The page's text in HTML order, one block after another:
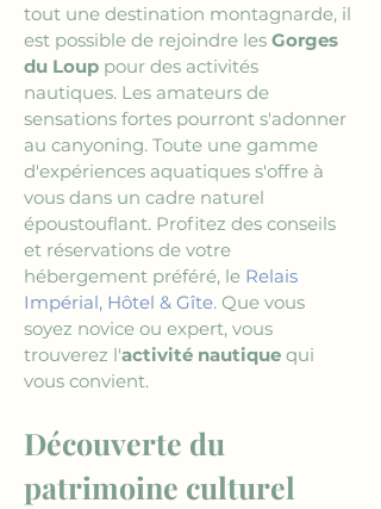
tout une destination montagnarde, il
est possible de rejoindre les Gorges
du Loup pour des activités
nautiques. Les amateurs de
sensations fortes pourront s'adonner
au canyoning. Toute une gamme
d'expériences aquatiques s'offre à
vous dans un cadre naturel
époustouflant. Profitez des conseils
et réservations de votre
hébergement préféré, le Relais
Impérial, Hôtel & Gîte. Que vous
soyez novice ou expert, vous
trouverez l'activité nautique qui
vous convient.
Découverte du
patrimoine culturel